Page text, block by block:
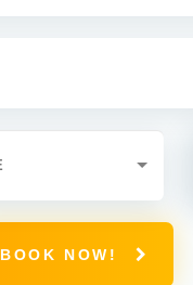
BOOK NOW!